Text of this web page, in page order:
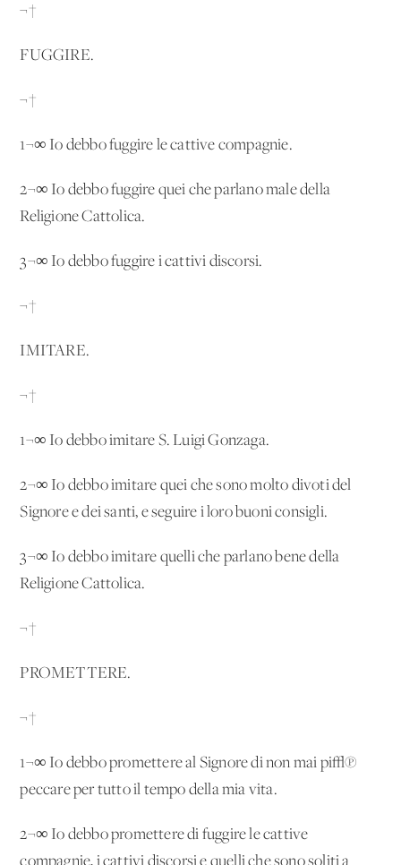
¬†
FUGGIRE.
¬†
1¬∞ Io debbo fuggire le cattive compagnie.
2¬∞ Io debbo fuggire quei che parlano male della
Religione Cattolica.
3¬∞ Io debbo fuggire i cattivi discorsi.
¬†
IMITARE.
¬†
1¬∞ Io debbo imitare S. Luigi Gonzaga.
2¬∞ Io debbo imitare quei che sono molto divoti del
Signore e dei santi, e seguire i loro buoni consigli.
3¬∞ Io debbo imitare quelli che parlano bene della
Religione Cattolica.
¬†
PROMETTERE.
¬†
1¬∞ Io debbo promettere al Signore di non mai pi√π
peccare per tutto il tempo della mia vita.
2¬∞ Io debbo promettere di fuggire le cattive
compagnie, i cattivi discorsi e quelli che sono soliti a